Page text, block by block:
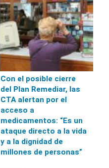
Con el posible cierre
del Plan Remediar, las
CTA alertan por el
acceso a
medicamentos: “Es un
ataque directo a la vida
y a la dignidad de
millones de personas”